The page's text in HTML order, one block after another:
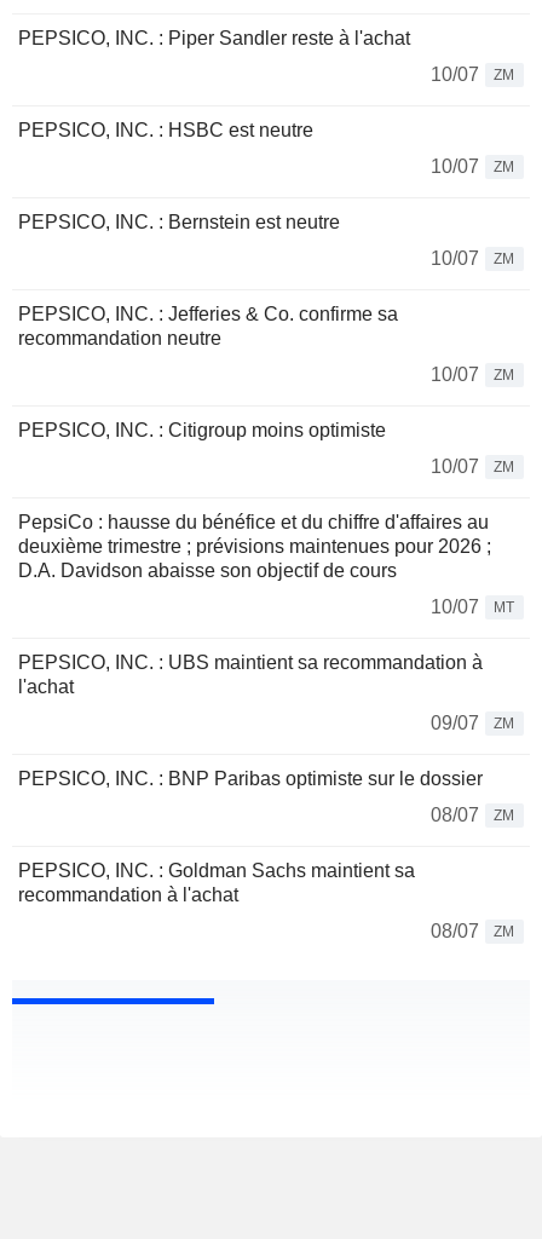
PEPSICO, INC. : Piper Sandler reste à l'achat
10/07
ZM
PEPSICO, INC. : HSBC est neutre
10/07
ZM
PEPSICO, INC. : Bernstein est neutre
10/07
ZM
PEPSICO, INC. : Jefferies & Co. confirme sa
recommandation neutre
10/07
ZM
PEPSICO, INC. : Citigroup moins optimiste
10/07
ZM
PepsiCo : hausse du bénéfice et du chiffre d'affaires au
deuxième trimestre ; prévisions maintenues pour 2026 ;
D.A. Davidson abaisse son objectif de cours
10/07
MT
PEPSICO, INC. : UBS maintient sa recommandation à
l'achat
09/07
ZM
PEPSICO, INC. : BNP Paribas optimiste sur le dossier
08/07
ZM
PEPSICO, INC. : Goldman Sachs maintient sa
recommandation à l'achat
08/07
ZM